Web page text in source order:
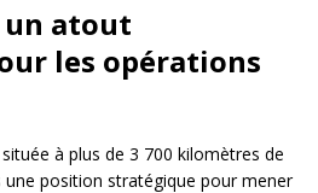
un atout
les opérations
à plus de 3 700 kilomètres de
une position stratégique pour mener